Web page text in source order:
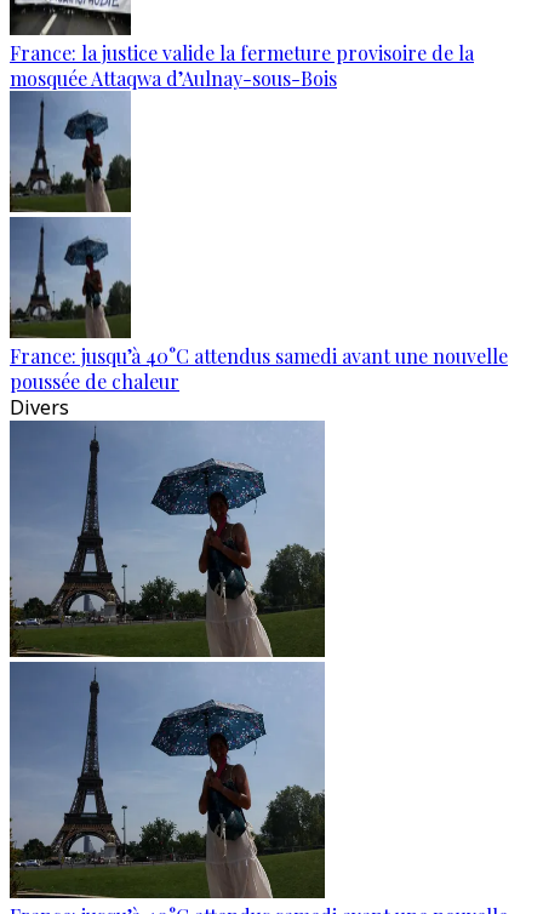
France: la justice valide la fermeture provisoire de la
mosquée Attaqwa d’Aulnay-sous-Bois
France: jusqu’à 40°C attendus samedi avant une nouvelle
poussée de chaleur
Divers